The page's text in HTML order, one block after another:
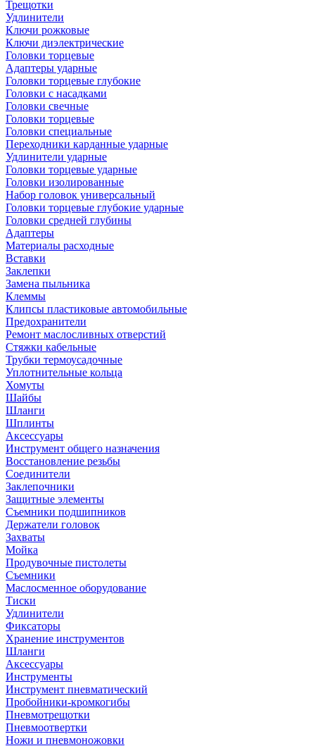
Трещотки
Удлинители
Ключи рожковые
Ключи диэлектрические
Головки торцевые
Адаптеры ударные
Головки торцевые глубокие
Головки с насадками
Головки свечные
Головки торцевые
Головки специальные
Переходники карданные ударные
Удлинители ударные
Головки торцевые ударные
Головки изолированные
Набор головок универсальный
Головки торцевые глубокие ударные
Головки средней глубины
Адаптеры
Материалы расходные
Вставки
Заклепки
Замена пыльника
Клеммы
Клипсы пластиковые автомобильные
Предохранители
Ремонт маслосливных отверстий
Стяжки кабельные
Трубки термоусадочные
Уплотнительные кольца
Хомуты
Шайбы
Шланги
Шплинты
Аксессуары
Инструмент общего назначения
Восстановление резьбы
Соединители
Заклепочники
Защитные элементы
Съемники подшипников
Держатели головок
Захваты
Мойка
Продувочные пистолеты
Съемники
Маслосменное оборудование
Тиски
Удлинители
Фиксаторы
Хранение инструментов
Шланги
Аксессуары
Инструменты
Инструмент пневматический
Пробойники-кромкогибы
Пневмотрещотки
Пневмоотвертки
Ножи и пневмоножовки